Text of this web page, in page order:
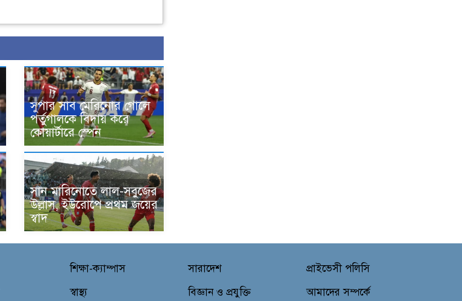
সুপার সাব মেরিনোর গোলে
পর্তুগালকে বিদায় করে
কোয়ার্টারে স্পেন
সান মারিনোতে লাল-সবুজের
উল্লাস, ইউরোপে প্রথম জয়ের
স্বাদ
শিক্ষা-ক্যাম্পাস
স্বাস্থ্য
সারাদেশ
বিজ্ঞান ও প্রযুক্তি
প্রাইভেসী পলিসি
আমাদের সম্পর্কে